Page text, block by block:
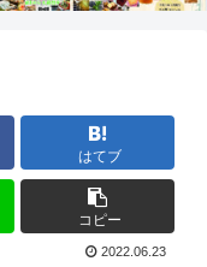
はてブ
コピー
2022.06.23